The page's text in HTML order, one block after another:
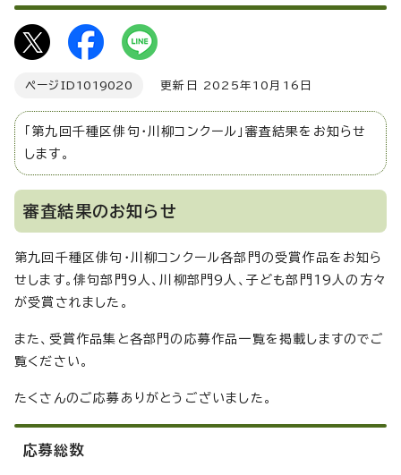
ページID 1019020 更新日 2025年10月16日
「第九回千種区俳句・川柳コンクール」審査結果をお知らせ
します。
審査結果のお知らせ
第九回千種区俳句・川柳コンクール各部門の受賞作品をお知ら
せします。俳句部門9人、川柳部門9人、子ども部門19人の方々
が受賞されました。
また、受賞作品集と各部門の応募作品一覧を掲載しますのでご
覧ください。
たくさんのご応募ありがとうございました。
応募総数